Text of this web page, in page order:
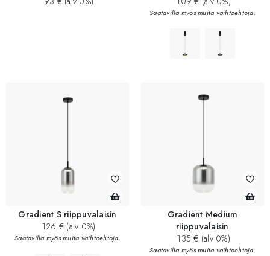
Saatavilla myös muita vaihtoehtoja.
Gradient S riippuvalaisin
126 € (alv 0%)
Saatavilla myös muita vaihtoehtoja.
Gradient Medium
riippuvalaisin
135 € (alv 0%)
Saatavilla myös muita vaihtoehtoja.